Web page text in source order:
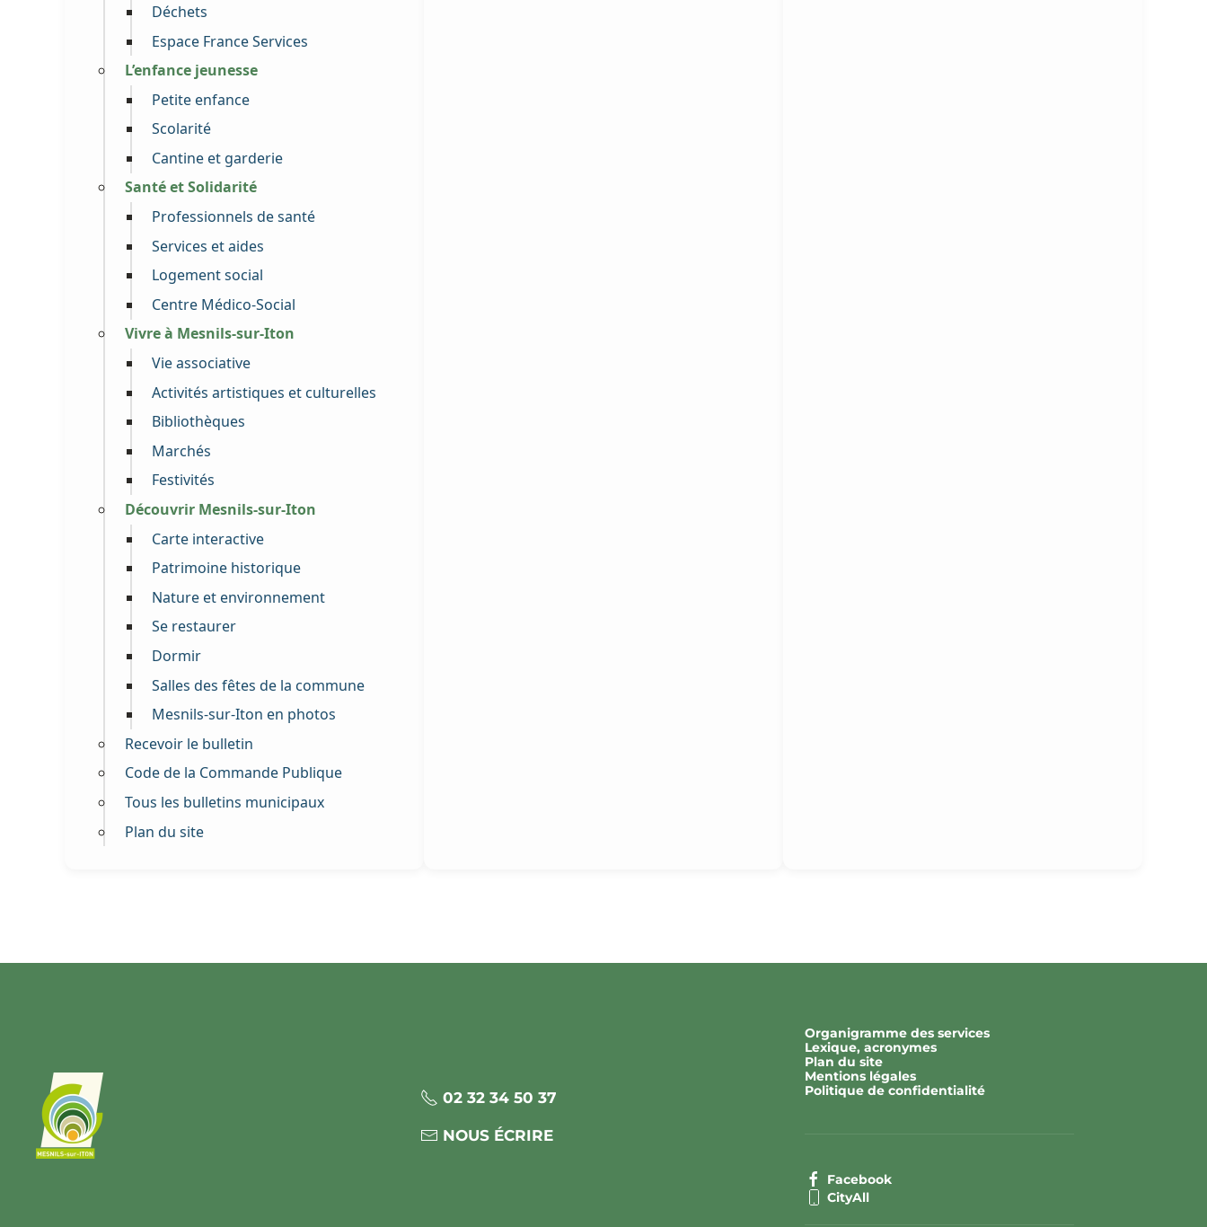
Déchets
Espace France Services
L’enfance jeunesse
Petite enfance
Scolarité
Cantine et garderie
Santé et Solidarité
Professionnels de santé
Services et aides
Logement social
Centre Médico-Social
Vivre à Mesnils-sur-Iton
Vie associative
Activités artistiques et culturelles
Bibliothèques
Marchés
Festivités
Découvrir Mesnils-sur-Iton
Carte interactive
Patrimoine historique
Nature et environnement
Se restaurer
Dormir
Salles des fêtes de la commune
Mesnils-sur-Iton en photos
Recevoir le bulletin
Code de la Commande Publique
Tous les bulletins municipaux
Plan du site
02 32 34 50 37
NOUS ÉCRIRE
Organigramme des services
Lexique, acronymes
Plan du site
Mentions légales
Politique de confidentialité
Facebook
CityAll